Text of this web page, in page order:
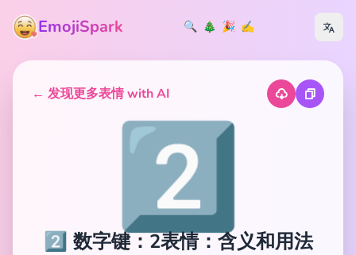
EmojiSpark 🔍 🎄 🎉 ✍️
← 发现更多表情 with AI
2️⃣
2️⃣ 数字键：2表情：含义和用法